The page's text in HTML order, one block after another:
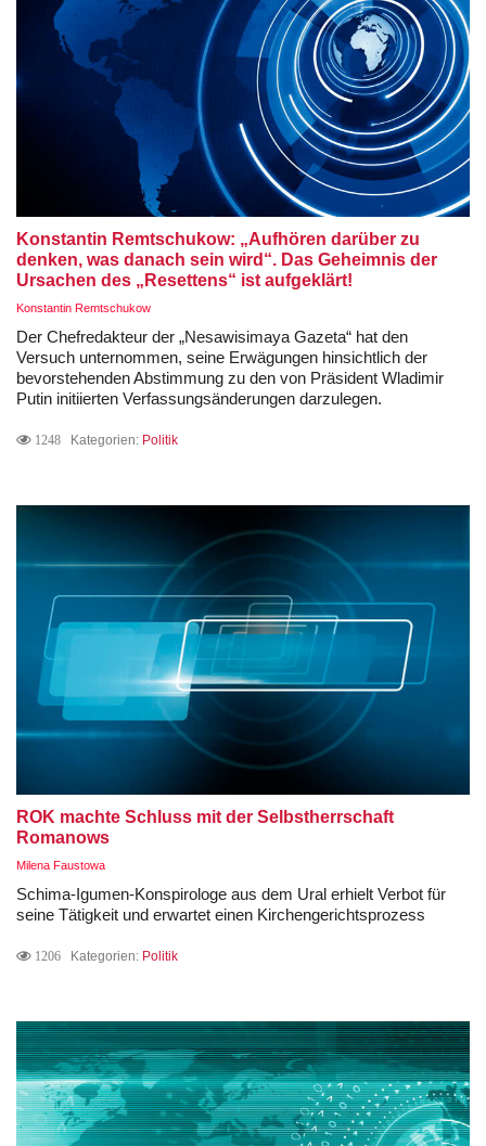
Konstantin Remtschukow: „Aufhören darüber zu
denken, was danach sein wird“. Das Geheimnis der
Ursachen des „Resettens“ ist aufgeklärt!
Konstantin Remtschukow
Der Chefredakteur der „Nesawisimaya Gazeta“ hat den
Versuch unternommen, seine Erwägungen hinsichtlich der
bevorstehenden Abstimmung zu den von Präsident Wladimir
Putin initiierten Verfassungsänderungen darzulegen.
1248 Kategorien: Politik
ROK machte Schluss mit der Selbstherrschaft
Romanows
Milena Faustowa
Schima-Igumen-Konspirologe aus dem Ural erhielt Verbot für
seine Tätigkeit und erwartet einen Kirchengerichtsprozess
1206 Kategorien: Politik